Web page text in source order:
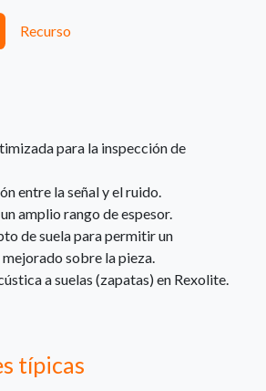
Recurso
para la inspección de
entre la señal y el ruido.
amplio rango de espesor.
de suela para permitir un
sobre la pieza.
a suelas (zapatas) en Rexolite.
típicas